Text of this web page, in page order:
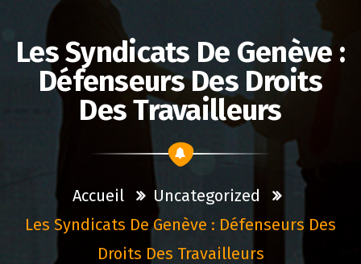
Les Syndicats De Genève :
Défenseurs Des Droits
Des Travailleurs
Accueil
Uncategorized
Les Syndicats De Genève : Défenseurs Des
Droits Des Travailleurs